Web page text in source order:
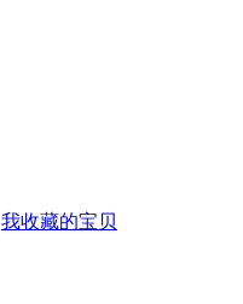
我收藏的宝贝